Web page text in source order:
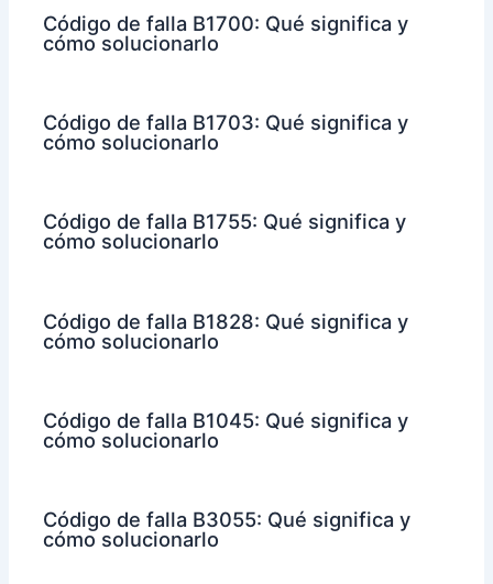
Código de falla B1700: Qué significa y
cómo solucionarlo
Código de falla B1703: Qué significa y
cómo solucionarlo
Código de falla B1755: Qué significa y
cómo solucionarlo
Código de falla B1828: Qué significa y
cómo solucionarlo
Código de falla B1045: Qué significa y
cómo solucionarlo
Código de falla B3055: Qué significa y
cómo solucionarlo